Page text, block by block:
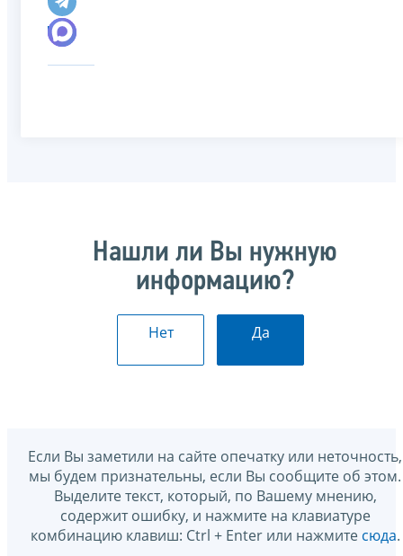
Нашли ли Вы нужную
информацию?
Нет Да
Если Вы заметили на сайте опечатку или неточность,
мы будем признательны, если Вы сообщите об этом.
Выделите текст, который, по Вашему мнению,
содержит ошибку, и нажмите на клавиатуре
комбинацию клавиш: Ctrl + Enter или нажмите сюда.